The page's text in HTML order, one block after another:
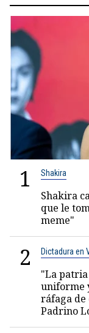
1 Shakira
Shakira
que le
meme"
2 Dictadura en
"La
uniforme
ráfaga de
Padrino